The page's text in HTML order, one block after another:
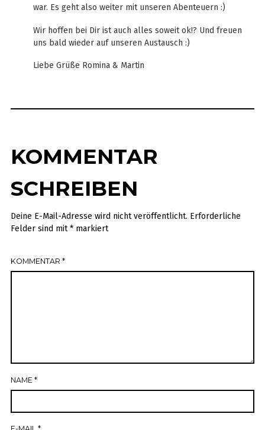
war. Es geht also weiter mit unseren Abenteuern :)
Wir hoffen bei Dir ist auch alles soweit ok!? Und freuen
uns bald wieder auf unseren Austausch :)
Liebe Grüße Romina & Martin
KOMMENTAR
SCHREIBEN
Deine E-Mail-Adresse wird nicht veröffentlicht. Erforderliche
Felder sind mit*markiert
KOMMENTAR *
NAME *